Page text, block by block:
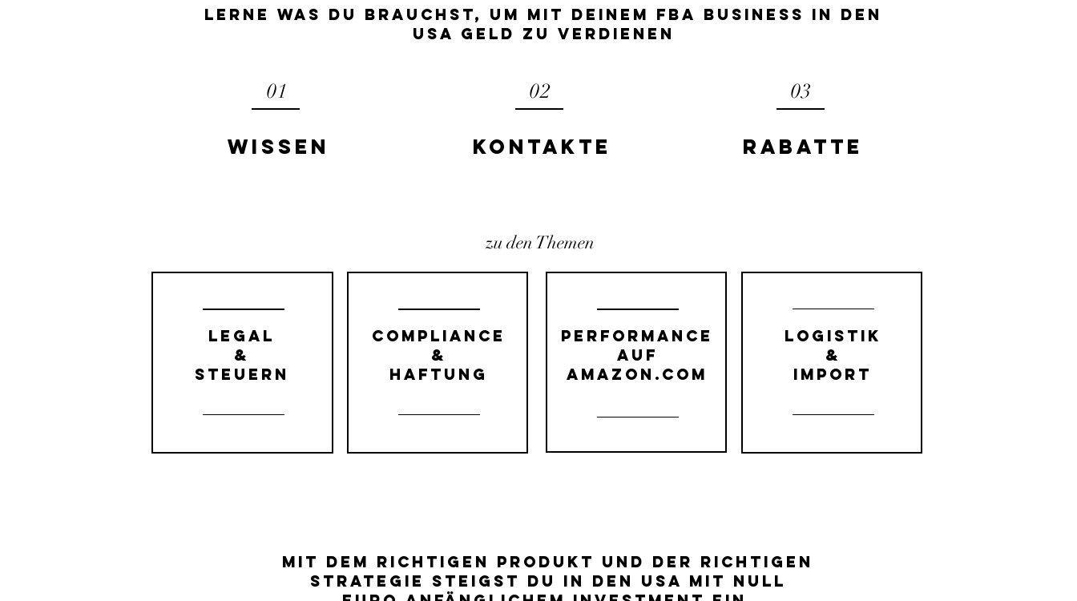
LERne was du brauchst, um mit deinem FBA Business in den
USA Geld zu verdienen
01
Wissen
02
Kontakte
03
rabatte
zu den Themen
LEgal
&
Steuern
Compliance
&
Haftung
Performance
auf
amazon.com
Logistik
&
Import
Mit dem richtigen Produkt und der richtigen
Strategie steigst du in den USA mit null